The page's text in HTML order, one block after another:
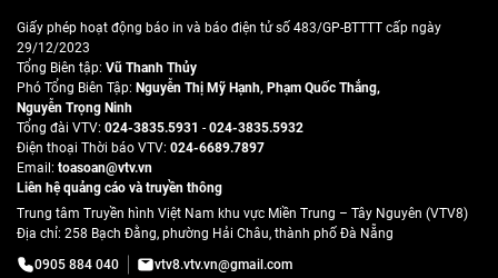
Giấy phép hoạt động báo in và báo điện tử số 483/GP-BTTTT cấp ngày
29/12/2023
Tổng Biên tập: Vũ Thanh Thủy
Phó Tổng Biên Tập: Nguyễn Thị Mỹ Hạnh, Phạm Quốc Thắng,
Nguyễn Trọng Ninh
Tổng đài VTV: 024-3835.5931 - 024-3835.5932
Ðiện thoại Thời báo VTV: 024-6689.7897
Email: toasoan@vtv.vn
Liên hệ quảng cáo và truyền thông
Trung tâm Truyền hình Việt Nam khu vực Miền Trung – Tây Nguyên (VTV8)
Địa chỉ: 258 Bạch Đằng, phường Hải Châu, thành phố Đà Nẵng
0905 884 040
vtv8.vtv.vn@gmail.com